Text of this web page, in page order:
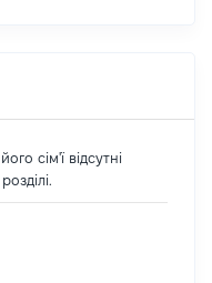
сім'ї відсутні